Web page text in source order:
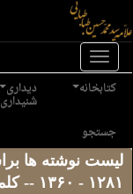
Toggle
کتابخانه دیداری
شنیداری
جستجو
لیست نوشته ها
۱۲۸۱ - ۱۳۶۰ -- کلمات قصار